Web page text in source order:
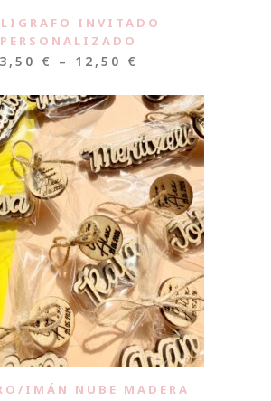
INVITADO
PERSONALIZADO
3,50 € – 12,50 €
IMÁN NUBE MADERA